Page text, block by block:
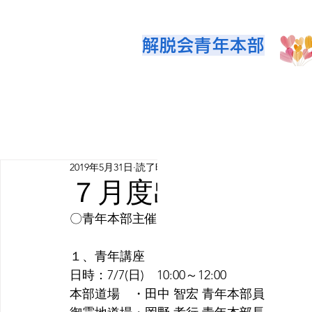
解脱会青年本部
７月度出講者
2019年5月31日 読了時間: 1分
〇青年本部主催行事
１、青年講座
日時：7/7(日)　10:00～12:00
本部道場　・田中 智宏 青年本部員